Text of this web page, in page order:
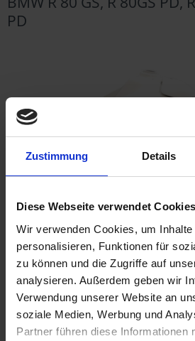
Zustimmung Details
Diese Webseite verwendet Cookies
Wir verwenden Cookies, um
personalisieren, Funktionen für
zu können und die Zugriffe auf
analysieren. Außerdem geben wir
Verwendung unserer Website an
soziale Medien, Werbung und
Partner führen diese Informationen
PD
1.090,00 €
inkl. ges. USt.,zzgl. Versandkosten
Sofort versandfertig, Lieferzeit ca.
Deutschlands
In den